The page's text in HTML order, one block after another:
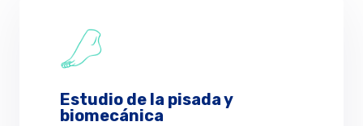
Estudio de la pisada y
biomecánica